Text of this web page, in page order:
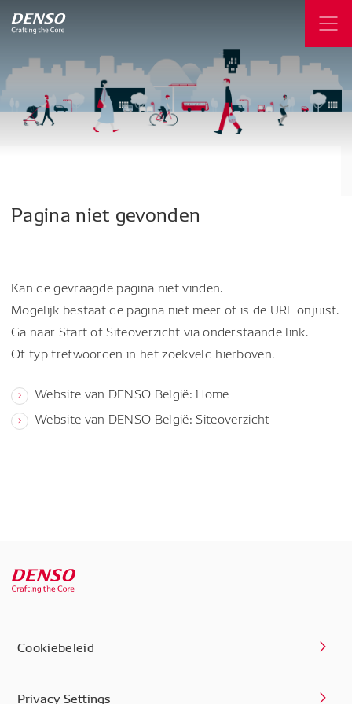
Pagina niet gevonden
Kan de gevraagde pagina niet vinden.
Mogelijk bestaat de pagina niet meer of is de URL onjuist.
Ga naar Start of Siteoverzicht via onderstaande link.
Of typ trefwoorden in het zoekveld hierboven.
Website van DENSO België: Home
Website van DENSO België: Siteoverzicht
Cookiebeleid
Privacy Settings